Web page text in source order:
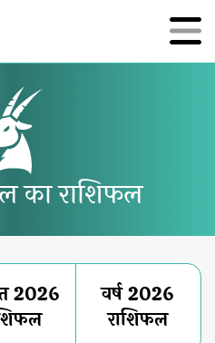
का राशिफल
2026
वर्ष 2026
राशिफल